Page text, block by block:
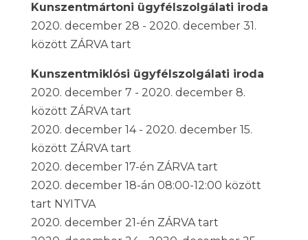
Kunszentmártoni ügyfélszolgálati iroda
2020. december 28 - 2020. december 31.
között ZÁRVA tart
Kunszentmiklósi ügyfélszolgálati iroda
2020. december 7 - 2020. december 8.
között ZÁRVA tart
2020. december 14 - 2020. december 15.
között ZÁRVA tart
2020. december 17-én ZÁRVA tart
2020. december 18-án 08:00-12:00 között
tart NYITVA
2020. december 21-én ZÁRVA tart